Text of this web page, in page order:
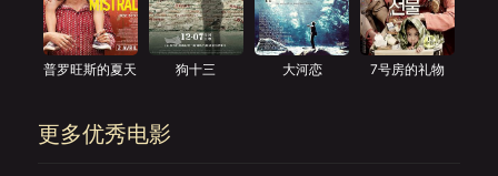
普罗旺斯的夏天 狗十三 大河恋 7号房的礼物
更多优秀电影